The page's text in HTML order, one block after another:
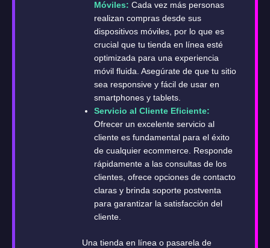
Móviles: Cada vez más personas
realizan compras desde sus
dispositivos móviles, por lo que es
crucial que tu tienda en línea esté
optimizada para una experiencia
móvil fluida. Asegúrate de que tu sitio
sea responsive y fácil de usar en
smartphones y tablets.
Servicio al Cliente Eficiente:
Ofrecer un excelente servicio al
cliente es fundamental para el éxito
de cualquier ecommerce. Responde
rápidamente a las consultas de los
clientes, ofrece opciones de contacto
claras y brinda soporte postventa
para garantizar la satisfacción del
cliente.
Una tienda en línea o pasarela de